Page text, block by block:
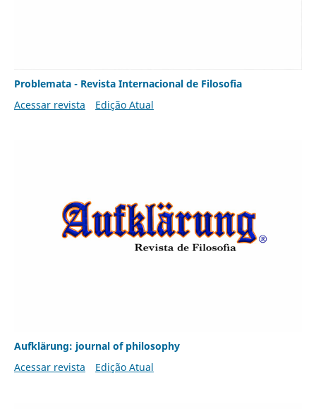
Problemata - Revista Internacional de Filosofia
Acessar revista
Edição Atual
Aufklärung: journal of philosophy
Acessar revista
Edição Atual